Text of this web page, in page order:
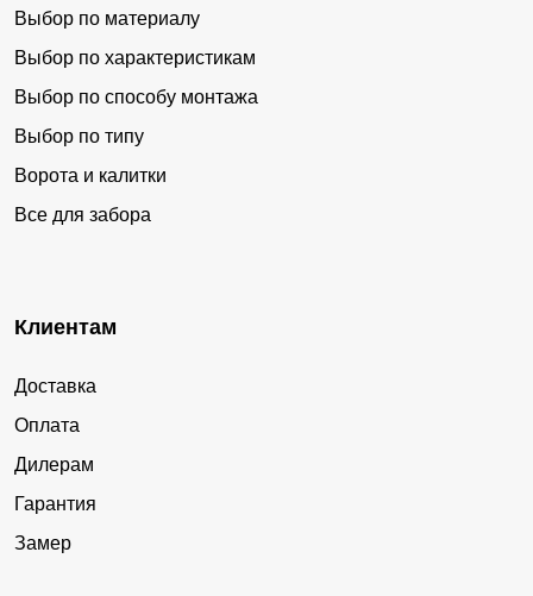
Выбор по материалу
Выбор по характеристикам
Выбор по способу монтажа
Выбор по типу
Ворота и калитки
Все для забора
Клиентам
Доставка
Оплата
Дилерам
Гарантия
Замер